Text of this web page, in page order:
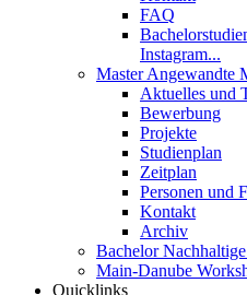
FAQ
Instagram...
Master Angewandte
Aktuelles und
Bewerbung
Projekte
Studienplan
Zeitplan
Personen und
Kontakt
Archiv
Bachelor
Main-Danube
Quicklinks